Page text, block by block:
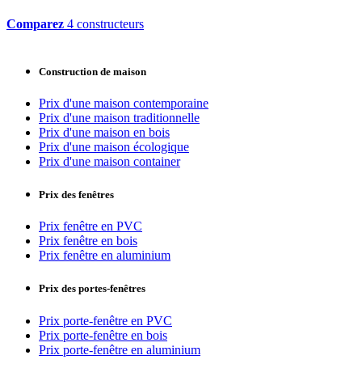
Comparez 4 constructeurs
Construction de maison
Prix d'une maison contemporaine
Prix d'une maison traditionnelle
Prix d'une maison en bois
Prix d'une maison écologique
Prix d'une maison container
Prix des fenêtres
Prix fenêtre en PVC
Prix fenêtre en bois
Prix fenêtre en aluminium
Prix des portes-fenêtres
Prix porte-fenêtre en PVC
Prix porte-fenêtre en bois
Prix porte-fenêtre en aluminium